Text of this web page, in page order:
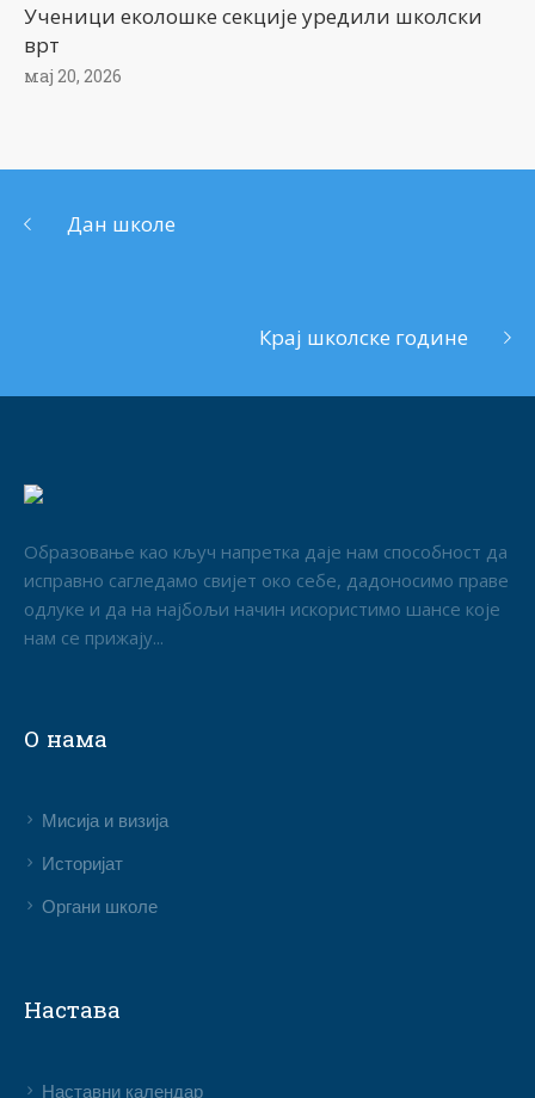
Ученици еколошке секције уредили школски
врт
мај 20, 2026
Дан школе
Крај школске године
Образовање као кључ напретка даје нам способност да
исправно сагледамо свијет око себе, дадоносимо праве
одлуке и да на најбољи начин искористимо шансе које
нам се прижају...
О нама
Мисија и визија
Историјат
Органи школе
Настава